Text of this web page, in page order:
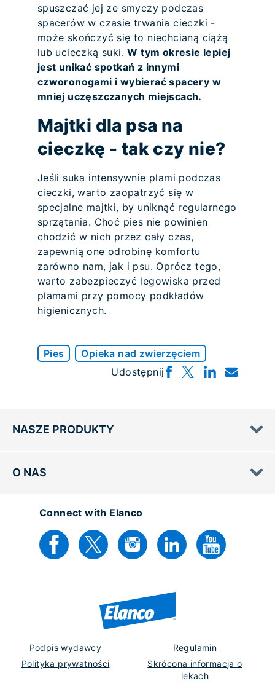
spuszczać jej ze smyczy podczas
spacerów w czasie trwania cieczki -
może skończyć się to niechcianą ciążą
lub ucieczką suki.W tym okresie lepiej
jest unikać spotkań z innymi
czworonogami i wybierać spacery w
mniej uczęszczanych miejscach.
Majtki dla psa na
cieczkę - tak czy nie?
Jeśli suka intensywnie plami podczas
cieczki, warto zaopatrzyć się w
specjalne majtki, by uniknąć regularnego
sprzątania. Choć pies nie powinien
chodzić w nich przez cały czas,
zapewnią one odrobinę komfortu
zarówno nam, jak i psu. Oprócz tego,
warto zabezpieczyć legowiska przed
plamami przy pomocy podkładów
higienicznych.
Pies
Opieka nad zwierzęciem
Udostępnij
NASZE PRODUKTY
O NAS
Connect with Elanco
Podpis wydawcy
Regulamin
Polityka prywatności
Skrócona informacja o
lekach